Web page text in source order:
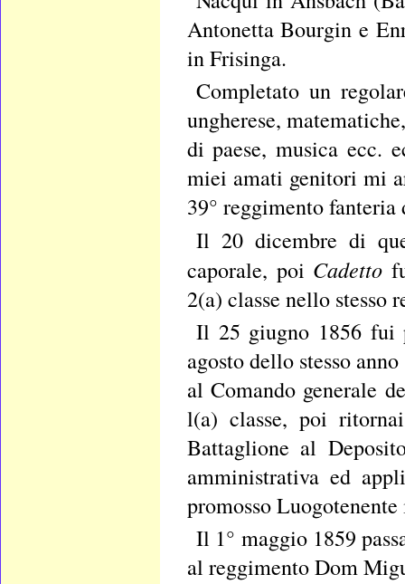
Antonetta Bourgin e
in Frisinga.
Completato un
ungherese,
di paese, musica ecc.
miei amati genitori mi
39° reggimento
Il 20 dicembre di
caporale, poi Cadetto
2(a) classe nello stesso
Il 25 giugno 1856 fui
agosto dello stesso
al Comando generale
l(a) classe, poi
Battaglione al
amministrativa ed
promosso
Il 1° maggio 1859
al reggimento Dom